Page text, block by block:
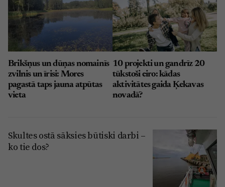
Brikšņus un dūņas nomainīs
zvilnis un īrisi: Mores
pagastā taps jauna atpūtas
vieta
10 projekti un gandrīz 20
tūkstoši eiro: kādas
aktivitātes gaida Ķekavas
novadā?
Skultes ostā sāksies būtiski darbi –
ko tie dos?